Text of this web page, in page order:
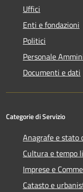
Uffici
Enti e fondazioni
Politici
Personale
Documenti e dati
Categorie di Servizio
Anagrafe e stato
Cultura e tempo
Imprese e
Catasto e